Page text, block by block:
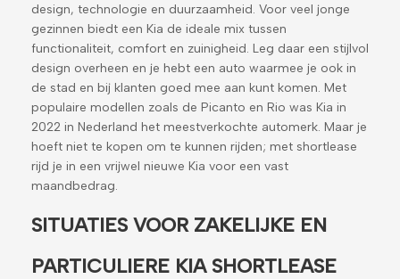
design, technologie en duurzaamheid. Voor veel jonge
gezinnen biedt een Kia de ideale mix tussen
functionaliteit, comfort en zuinigheid. Leg daar een stijlvol
design overheen en je hebt een auto waarmee je ook in
de stad en bij klanten goed mee aan kunt komen. Met
populaire modellen zoals de Picanto en Rio was Kia in
2022 in Nederland het meestverkochte automerk. Maar je
hoeft niet te kopen om te kunnen rijden; met shortlease
rijd je in een vrijwel nieuwe Kia voor een vast
maandbedrag.
SITUATIES VOOR ZAKELIJKE EN
PARTICULIERE KIA SHORTLEASE